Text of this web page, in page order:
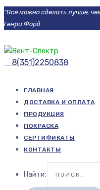
“Всё можно сделать лучше,
Генри Форд
8(351)2250838
ГЛАВНАЯ
ДОСТАВКА И ОПЛАТА
ПРОДУКЦИЯ
ПОКРАСКА
СЕРТИФИКАТЫ
КОНТАКТЫ
Найти: